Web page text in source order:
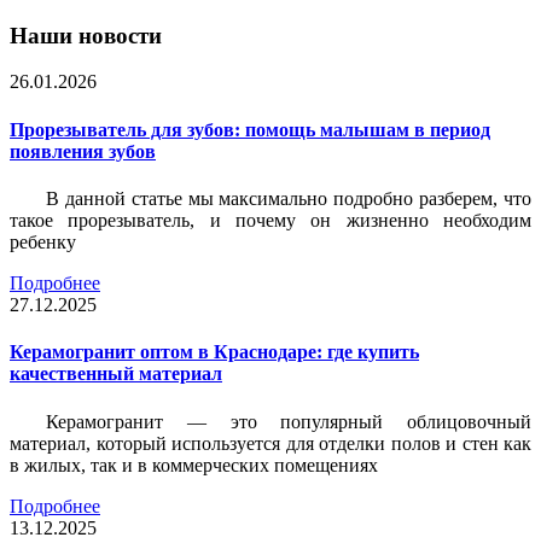
Наши новости
26.01.2026
Прорезыватель для зубов: помощь малышам в период
появления зубов
В данной статье мы максимально подробно разберем, что
такое прорезыватель, и почему он жизненно необходим
ребенку
Подробнее
27.12.2025
Керамогранит оптом в Краснодаре: где купить
качественный материал
Керамогранит — это популярный облицовочный
материал, который используется для отделки полов и стен как
в жилых, так и в коммерческих помещениях
Подробнее
13.12.2025